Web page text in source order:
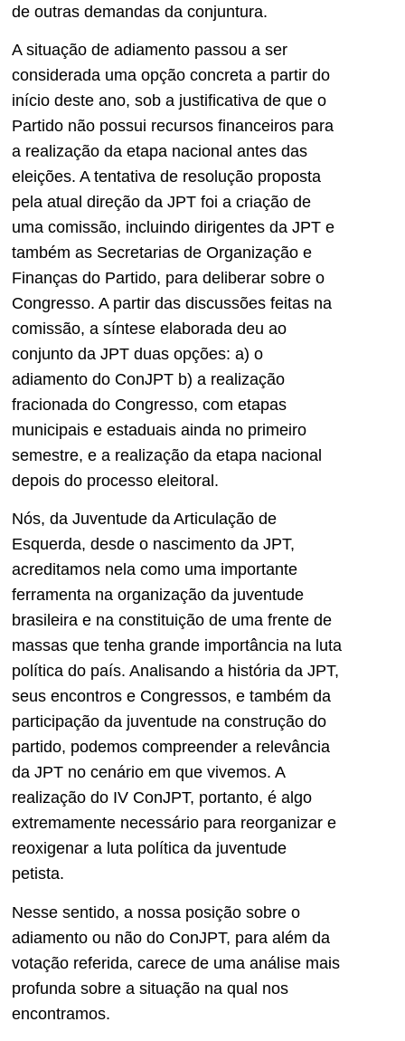
de outras demandas da conjuntura.
A situação de adiamento passou a ser
considerada uma opção concreta a partir do
início deste ano, sob a justificativa de que o
Partido não possui recursos financeiros para
a realização da etapa nacional antes das
eleições. A tentativa de resolução proposta
pela atual direção da JPT foi a criação de
uma comissão, incluindo dirigentes da JPT e
também as Secretarias de Organização e
Finanças do Partido, para deliberar sobre o
Congresso. A partir das discussões feitas na
comissão, a síntese elaborada deu ao
conjunto da JPT duas opções: a) o
adiamento do ConJPT b) a realização
fracionada do Congresso, com etapas
municipais e estaduais ainda no primeiro
semestre, e a realização da etapa nacional
depois do processo eleitoral.
Nós, da Juventude da Articulação de
Esquerda, desde o nascimento da JPT,
acreditamos nela como uma importante
ferramenta na organização da juventude
brasileira e na constituição de uma frente de
massas que tenha grande importância na luta
política do país. Analisando a história da JPT,
seus encontros e Congressos, e também da
participação da juventude na construção do
partido, podemos compreender a relevância
da JPT no cenário em que vivemos. A
realização do IV ConJPT, portanto, é algo
extremamente necessário para reorganizar e
reoxigenar a luta política da juventude
petista.
Nesse sentido, a nossa posição sobre o
adiamento ou não do ConJPT, para além da
votação referida, carece de uma análise mais
profunda sobre a situação na qual nos
encontramos.